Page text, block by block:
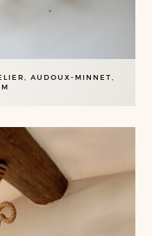
AUDOUX-MINNET,